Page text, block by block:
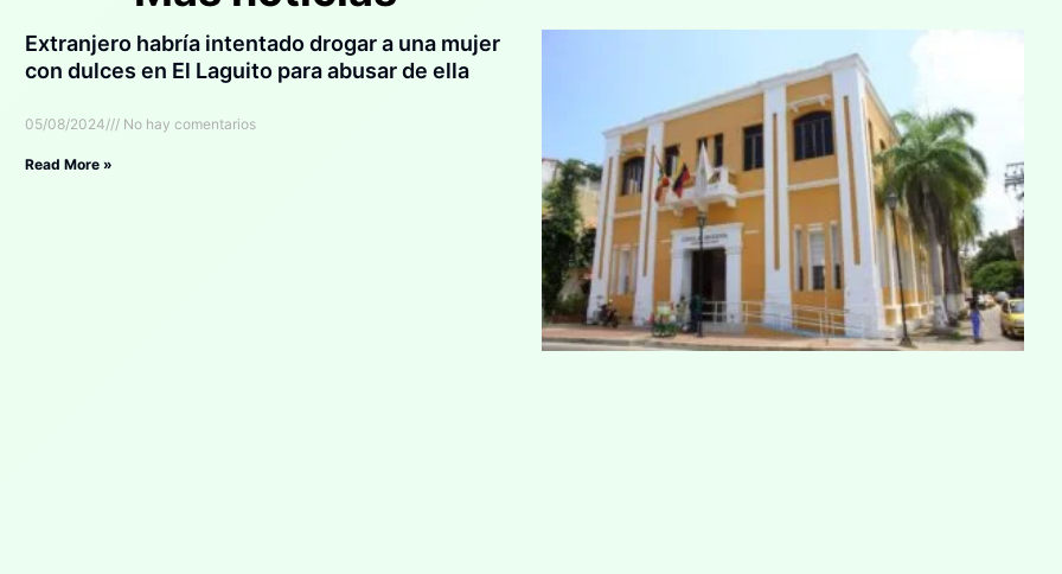
Extranjero habría intentado drogar a una mujer
con dulces en El Laguito para abusar de ella
05/08/2024 No hay comentarios
Read More »